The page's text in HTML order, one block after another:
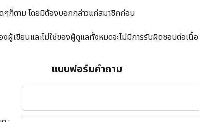
ๆก็ตาม โดยมิต้องบอกกล่าวแก่สมาชิกก่อน
เขียนและไม่ใช่ของผู้ดูแลทั้งหมดจะไม่มีการรับผิดชอบต่อเนื้
แบบฟอร์มคำถาม